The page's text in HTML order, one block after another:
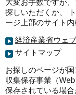
大変お手数ですが
探しいただくか、
ージ上部のサイト内
経済産業省ウェ
サイトマップ
お探しのページが
収集保存事業（
保存されている場合